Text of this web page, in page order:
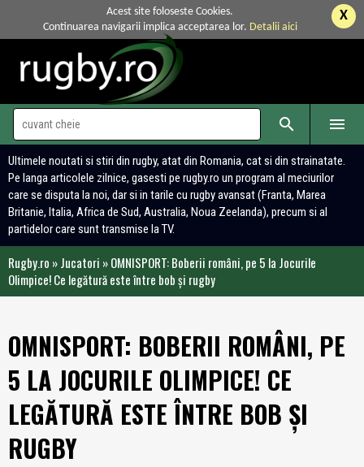
X
Acest site foloseste Cookies.
Continuarea navigarii implica acceptarea lor. Detalii aici
 
Ultimele noutati si stiri din rugby, atat din Romania, cat si din strainatate.
Pe langa articolele zilnice, gasesti pe rugby.ro un program al meciurilor
care se disputa la noi, dar si in tarile cu rugby avansat (Franta, Marea
Britanie, Italia, Africa de Sud, Australia, Noua Zeelanda), precum si al
partidelor care sunt transmise la TV.
Rugby.ro »Jucatori »OMNISPORT: Boberii români, pe 5 la Jocurile
Olimpice! Ce legătură este între bob și rugby
OMNISPORT: BOBERII ROMÂNI, PE
5 LA JOCURILE OLIMPICE! CE
LEGĂTURĂ ESTE ÎNTRE BOB ȘI
RUGBY